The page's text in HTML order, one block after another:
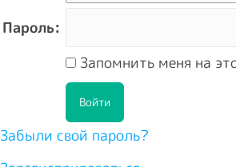
Пароль:
Запомнить меня на
Забыли свой пароль?